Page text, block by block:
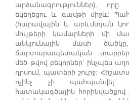
արձանագրություններ),
եկեղեցու և գավթի միջև:
(հարավային և արևմտյան
մույթերի կամարների մի
անկյունային մասի
ճարտարապետական
մեծ թվով բեկորներ՝ ինչպես
դրսում, պատերի շուրջ:
ոչինչ չի պահպանվել:
հատակագծային հորինվածքով